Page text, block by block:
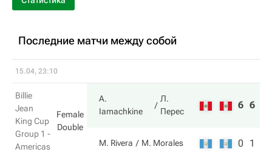
Последние матчи между собой
15.04, 23:10
Billie
Jean
King Cup
Group 1 -
Americas
Female
Double
A.
Iamachkine
Л.
Перес
6 6
M. Rivera M. Morales 0 1